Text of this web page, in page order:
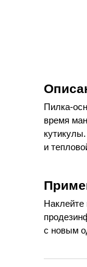
Пилка-
время
и
Наклейте
с новым